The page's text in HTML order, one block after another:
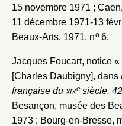
15 novembre 1971 ;
11 décembre 1971-13
Beaux-Arts, 1971, no6.
Jacques Foucart, notice
[Charles Daubigny], dans
française du xixesiècle.
Besançon, musée des
1973 ; Bourg-en-Bresse,